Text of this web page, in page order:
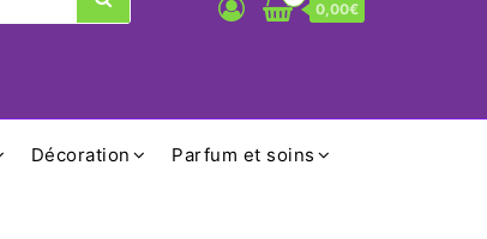
0,00€
Décoration Parfum et soins